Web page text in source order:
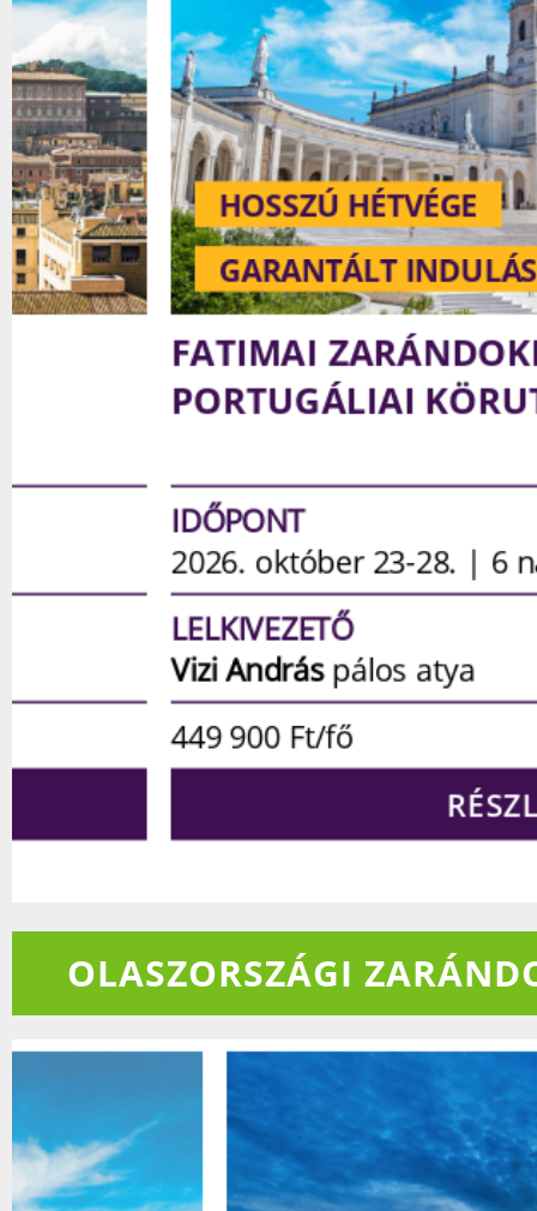
HOSSZÚ HÉTVÉGE
GARANTÁLT INDULÁS
FATIMAI ZARÁNDOKLAT
PORTUGÁLIAI
2026. október 23-28. | 6 nap
LELKIVEZETŐ
Vizi Andráspálos atya
Ft/fő
RÉSZLETEK
OLASZORSZÁGI